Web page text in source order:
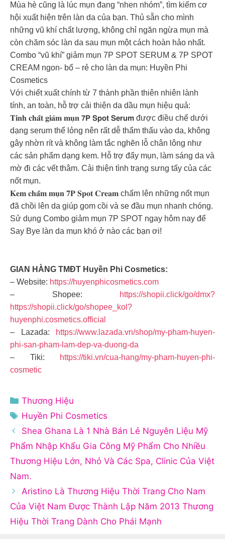
Mùa hè cũng là lúc mụn đang “nhen nhóm”, tìm kiếm cơ
hội xuất hiện trên làn da của bạn. Thủ sẵn cho mình
những vũ khí chất lượng, không chỉ ngăn ngừa mụn mà
còn chăm sóc làn da sau mụn một cách hoàn hảo nhất.
Combo “vũ khí” giảm mụn 7P SPOT SERUM & 7P SPOT
CREAM ngon- bổ – rẻ cho làn da mụn: Huyền Phi
Cosmetics
Với chiết xuất chính từ 7 thành phần thiên nhiên lành
tính, an toàn, hỗ trợ cải thiện da dầu mụn hiệu quả:
𝐓𝐢𝐧𝐡 𝐜𝐡𝐚̂́𝐭 𝐠𝐢𝐚̉𝐦 𝐦𝐮̣𝐧 𝟳𝗣 𝗦𝗽𝗼𝘁 𝗦𝗲𝗿𝘂𝗺 được điều chế dưới
dạng serum thể lỏng nên rất dễ thẩm thấu vào da, không
gây nhờn rít và không làm tắc nghẽn lỗ chân lông như
các sản phẩm dạng kem. Hỗ trợ đẩy mụn, làm sáng da và
mờ đi các vết thâm. Cải thiện tình trạng sưng tấy của các
nốt mụn.
𝐊𝐞𝐦 𝐜𝐡𝐚̂́𝐦 𝐦𝐮̣𝐧 𝟕𝐏 𝐒𝐩𝐨𝐭 𝐂𝐫𝐞𝐚𝐦 chấm lên những nốt mụn
đã chồi lên da giúp gom cồi và se đầu mụn nhanh chóng.
Sử dụng Combo giảm mụn 7P SPOT ngay hôm nay để
Say Bye làn da mụn khó ở nào các bạn ơi!
GIAN HÀNG TMĐT Huyền Phi Cosmetics:
– Website: https://huyenphicosmetics.com
– Shopee:
https://shopii.click/go/dmx?
https://shopii.click/go/shopee_kol?
huyenphi.cosmetics.official
– Lazada:
https://www.lazada.vn/shop/my-pham-huyen-
phi-san-pham-lam-dep-va-duong-da
– Tiki:
https://tiki.vn/cua-hang/my-pham-huyen-phi-
cosmetic
Danh
mục
Thương Hiệu
Thẻ
Huyền Phi Cosmetics
Shea Ghana Là 1 Nhà Bán Lẻ Nguyên Liệu Mỹ
Phẩm Nhập Khẩu Gia Công Mỹ Phẩm Cho Nhiều
Thương Hiệu Lớn, Nhỏ Và Các Spa, Clinic Của Việt
Nam.
Aristino Là Thương Hiệu Thời Trang Cho Nam
Của Việt Nam Được Thành Lập Năm 2013 Thương
Hiệu Thời Trang Dành Cho Phái Mạnh